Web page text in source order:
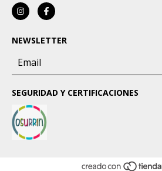
NEWSLETTER
SEGURIDAD Y CERTIFICACIONES